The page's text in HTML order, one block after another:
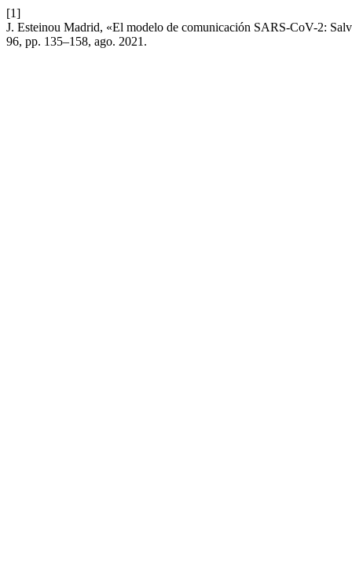
[1]
J. Esteinou Madrid, «El modelo de comunicación SARS-CoV-2:
96, pp. 135–158, ago. 2021.